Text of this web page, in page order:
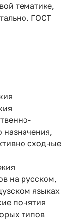
тематике,
ГОСТ
назначения,
сходные
на русском,
языках
понятия
типов